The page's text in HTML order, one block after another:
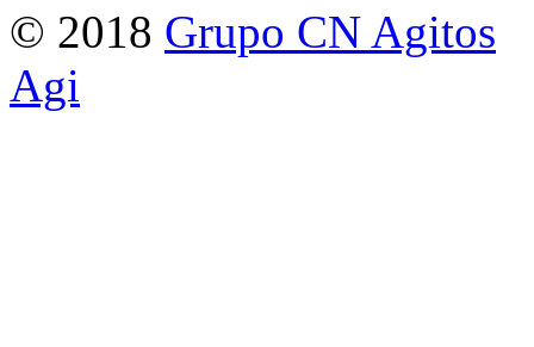
© 2018 Grupo CN Agitos
Agi